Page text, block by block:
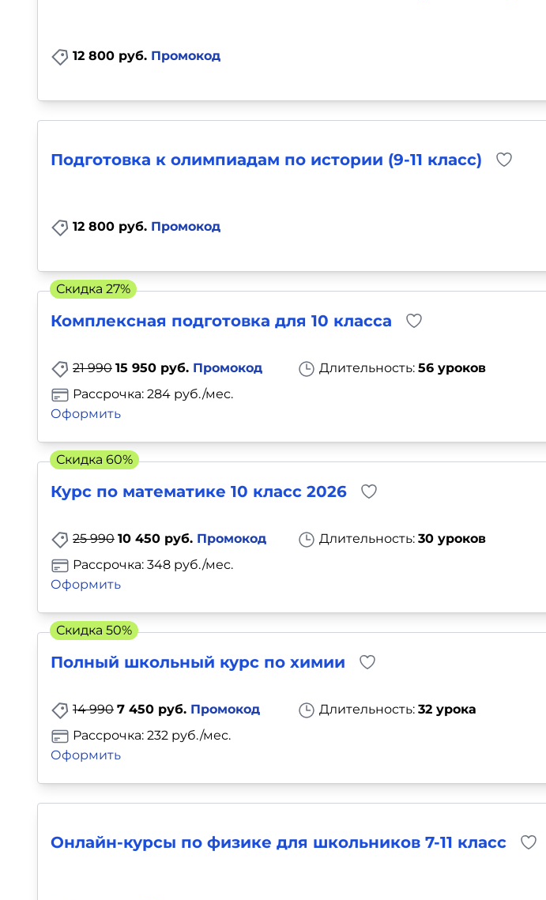
12 800 руб. Промокод
Подготовка к олимпиадам по истории (9-11 класс)
12 800 руб. Промокод
Комплексная подготовка для 10 класса
21 990 15 950 руб. Промокод Длительность: 56 уроков
Рассрочка: 284 руб./мес.
Оформить
Скидка 27%
Курс по математике 10 класс 2026
25 990 10 450 руб. Промокод Длительность: 30 уроков
Рассрочка: 348 руб./мес.
Оформить
Скидка 60%
Полный школьный курс по химии
14 990 7 450 руб. Промокод Длительность: 32 урока
Рассрочка: 232 руб./мес.
Оформить
Скидка 50%
Онлайн-курсы по физике для школьников 7-11 класс